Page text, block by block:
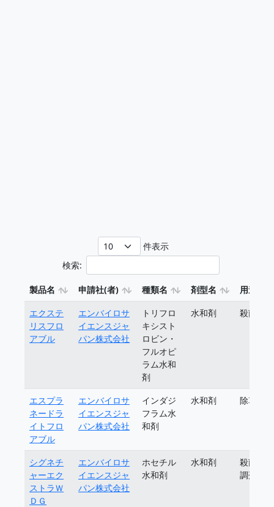
件表示
検索:
製品名 申請社(者) 種類名 剤型名
用途
エクステ
リスフロ
アブル
エンバイロサ
イエンスジャ
パン株式会社
トリフロ
キシスト
ロビン・
フルオピ
ラム水和
剤
水和剤 殺菌剤
エスプラ
ネードラ
イトフロ
アブル
エンバイロサ
イエンスジャ
パン株式会社
インダジ
フラム水
和剤
水和剤 除草剤
シグネチ
ャーエク
ストラＷ
ＤＧ
エンバイロサ
イエンスジャ
パン株式会社
ホセチル
水和剤
水和剤
殺菌植
調剤